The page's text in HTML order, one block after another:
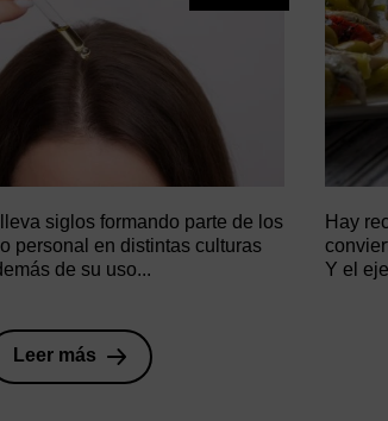
siglos formando parte de los
personal en distintas culturas
de su uso...
Leer más
Hay
Y el